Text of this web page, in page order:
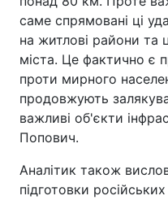
саме спрямовані ці
на житлові райони та
міста. Це фактично є
проти мирного
продовжують
важливі об'єкти
Попович.
Аналітик також
підготовки